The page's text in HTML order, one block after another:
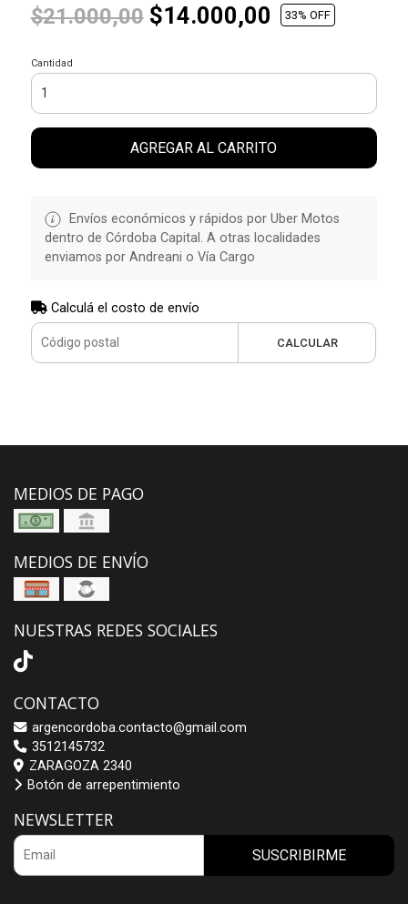
$21.000,00$14.000,00 33% OFF
Cantidad
AGREGAR AL CARRITO
Envíos económicos y rápidos por Uber Motos
dentro de Córdoba Capital. A otras localidades
enviamos por Andreani o Vía Cargo
Calculá el costo de envío
CALCULAR
MEDIOS DE PAGO
MEDIOS DE ENVÍO
NUESTRAS REDES SOCIALES
CONTACTO
argencordoba.contacto@gmail.com
3512145732
ZARAGOZA 2340
Botón de arrepentimiento
NEWSLETTER
SUSCRIBIRME